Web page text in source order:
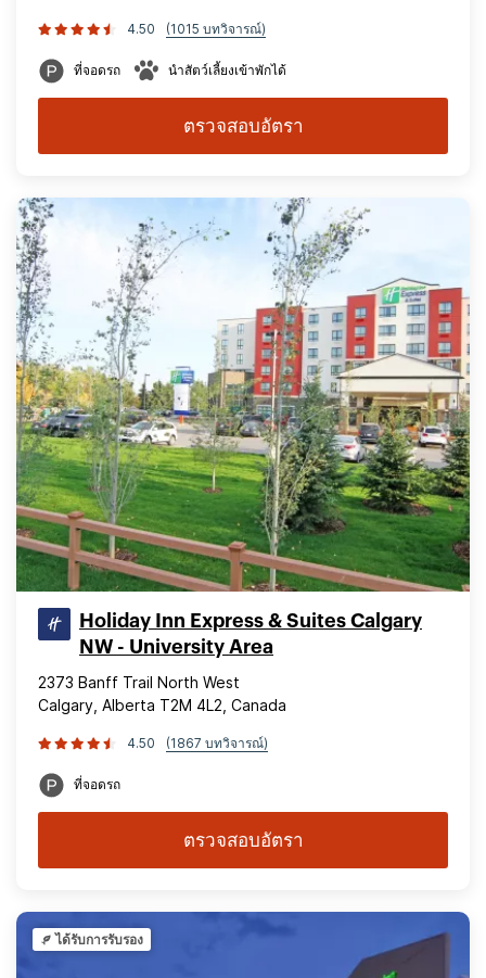
4.50 (1015 บทวิจารณ์)
ที่จอดรถ นำสัตว์เลี้ยงเข้าพักได้
ตรวจสอบอัตรา
Holiday Inn Express & Suites Calgary
NW - University Area
2373 Banff Trail North West
Calgary, Alberta T2M 4L2, Canada
4.50 (1867 บทวิจารณ์)
ที่จอดรถ
ตรวจสอบอัตรา
ได้รับการรับรอง